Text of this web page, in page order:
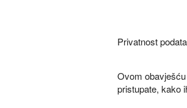
Privatnost
Ovom
pristupate, kako